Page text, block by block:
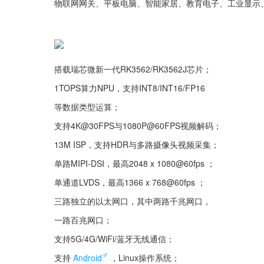
物联网网关、平板电脑、智能家居、教育电子、工业显示
搭载瑞芯微新一代RK3562/RK3562J芯片；
1TOPS算力NPU，支持INT8/INT16/FP16
等数据类型运算；
支持4K@30FPS与1080P@60FPS视频解码；
13M ISP，支持HDR与多路摄像头视频采集；
单路MIPI-DSI，最高2048 x 1080@60fps ；
单通道LVDS，最高1366 x 768@60fps ；
三路独立的以太网口，其中两路千兆网口，
一路百兆网口；
支持5G/4G/WiFi/蓝牙无线通信；
支持 Android
，Linux操作系统；